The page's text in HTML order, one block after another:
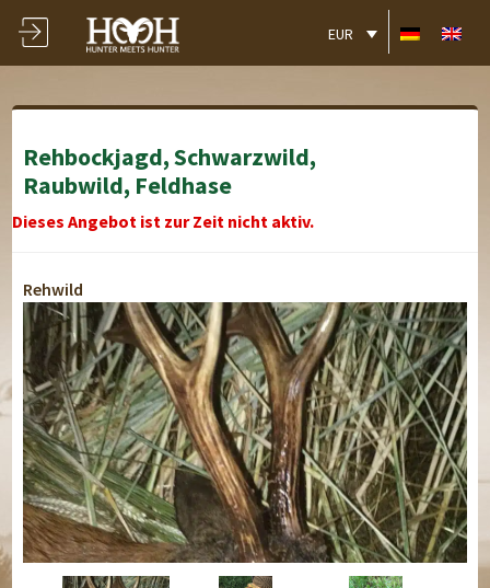
EUR
Rehbockjagd, Schwarzwild,
Raubwild, Feldhase
Dieses Angebot ist zur Zeit nicht aktiv.
Rehwild